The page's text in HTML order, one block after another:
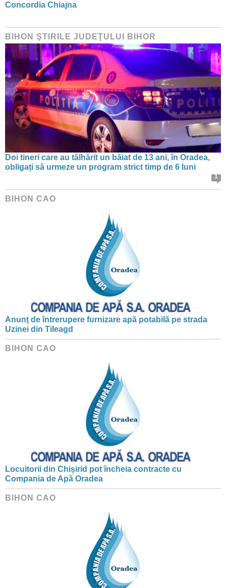
Concordia Chiajna
BIHON ŞTIRILE JUDEŢULUI BIHOR
Doi tineri care au tâlhărit un băiat de 13 ani, în Oradea,
obligați să urmeze un program strict timp de 6 luni
1
BIHON CAO
Anunț de întrerupere furnizare apă potabilă pe strada
Uzinei din Tileagd
BIHON CAO
Locuitorii din Chișirid pot încheia contracte cu
Compania de Apă Oradea
BIHON CAO